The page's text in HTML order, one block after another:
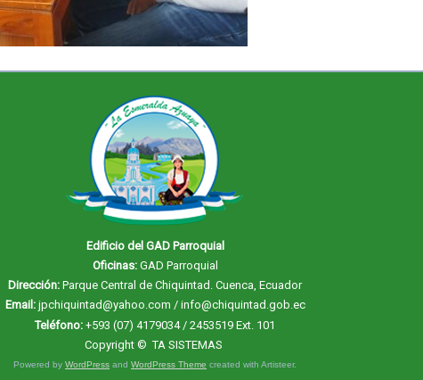
Edificio del GAD Parroquial
Oficinas:GAD Parroquial
Dirección: Parque Central de Chiquintad. Cuenca, Ecuador
Email:jpchiquintad@yahoo.com / info@chiquintad.gob.ec
Teléfono: +593 (07) 4179034 / 2453519 Ext. 101
Copyright © TA SISTEMAS
Powered by WordPress and WordPress Theme created with Artisteer.